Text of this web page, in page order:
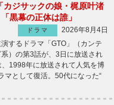
カジサックの娘・梶原叶渚
黒幕の正体は誰」
ドラマ
2026年8月4日
するドラマ「GTO」（カンテ
）の第3話が、3日に放送され
1998年に放送されて人気を博
マとして復活。50代になった“